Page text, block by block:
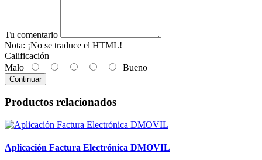
Tu comentario
Nota: ¡No se traduce el HTML!
Calificación
Malo
Bueno
Continuar
Productos relacionados
Aplicación Factura Electrónica DMOVIL